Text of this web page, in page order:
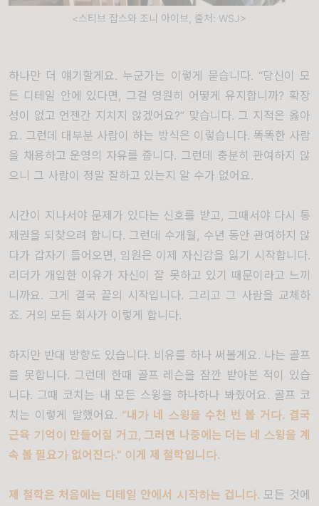
<스티브 잡스와 조니 아이브, 출처: WSJ>
하나만 더 얘기할게요. 누군가는 이렇게 묻습니다. “당신이 모
든 디테일 안에 있다면 , 그걸 영원히 어떻게 유지합니까? 확장
성이 없고 언젠간 지치지 않겠어요?” 맞습니다. 그 지적은 옳아
요. 그런데 대부분 사람이 하는 방식은 이렇습니다. 똑똑한 사람
을 채용하고 운영의 자유를 줍니다. 그런데 충분히 관여하지 않
으니 그 사람이 정말 잘하고 있는지 알 수가 없어요.
시간이 지나서야 문제가 있다는 신호를 받고, 그때서야 다시 통
제권을 되찾으려 합니다. 그런데 수개월 , 수년 동안 관여하지 않
다가 갑자기 들어오면 , 임원은 이제 자신감을 잃기 시작합니다.
리더가 개입한 이유가 자신이 잘 못하고 있기 때문이라고 느끼
니까요. 그게 결국 끝의 시작입니다. 그리고 그 사람을 교체하
죠. 거의 모든 회사가 이렇게 합니다.
하지만 반대 방향도 있습니다. 비유를 하나 써볼게요. 나는 골프
를 못합니다. 그런데 한때 골프 레슨을 잠깐 받아본 적이 있습
니다. 그때 코치는 내 모든 스윙을 하나하나 봐줬어요. 골프 코
치는 이렇게 말했어요. “내가 네 스윙을 수천 번 볼 거다. 결국
근육 기억이 만들어질 거고 , 그러면 나중에는 더는 네 스윙을 계
속 볼 필요가 없어진다.” 이게 제 철학입니다.
제 철학은 처음에는 디테일 안에서 시작하는 겁니다. 모든 것에